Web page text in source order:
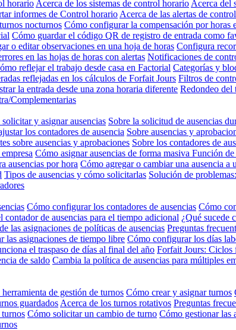
horario Acerca de los sistemas de control horario Acerca del
informes de Control horario Acerca de las alertas de
nocturnos Cómo configurar la compensación por horas
Cómo guardar el código QR de registro de entrada como
o editar observaciones en una hoja de horas Configura
en las hojas de horas con alertas Notificaciones de
reflejar el trabajo desde casa en Factorial Categorías y
reflejadas en los cálculos de Forfait Jours Filtros de
la entrada desde una zona horaria diferente Redondeo del
Complementarias
y asignar ausencias Sobre la solicitud de ausencias
los contadores de ausencia Sobre ausencias y
sobre ausencias y aprobaciones Sobre los contadores de
Cómo asignar ausencias de forma masiva Función de
ausencias por hora Cómo agregar o cambiar una ausencia a
Tipos de ausencias y cómo solicitarlas Solución de
Cómo configurar los contadores de ausencias Cómo
de ausencias para el tiempo adicional ¿Qué sucede
las asignaciones de políticas de ausencias Preguntas
las asignaciones de tiempo libre Cómo configurar los días
el traspaso de días al final del año Forfait Jours: Ciclos
de saldo Cambia la política de ausencias para múltiples
de gestión de turnos Cómo crear y asignar turnos
guardados Acerca de los turnos rotativos Preguntas
Cómo solicitar un cambio de turno Cómo gestionar las